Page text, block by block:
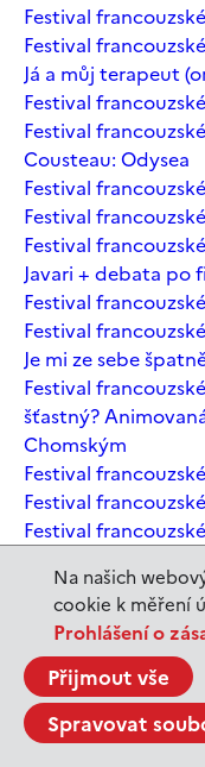
Na našich
cookie k měření
Prohlášení o
Přijmout vše
Spravovat
Festival
Festival
Já a můj terapeut
Festival
Festival
Cousteau: Odysea
Festival
Festival
Festival
Javari + debata po
Festival
Festival
Je mi ze sebe
Festival
šťastný?
Chomským
Festival
Festival
Festival
Jeanne du Barry –
JEDEN SVĚT |
JEDEN SVĚT | Až
JEDEN SVĚT |
JEDEN SVĚT | Dítě
JEDEN SVĚT |